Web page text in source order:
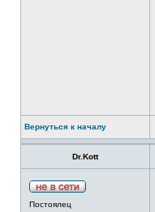
Вернуться к началу
Dr.Kott
Постоялец